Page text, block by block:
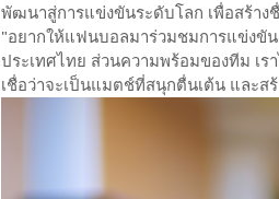
พัฒนาสู่การแข่งขันระดับโลก เพื่อสร้าง
"อยากให้แฟนบอลมาร่วมชมการแข่งขั
ประเทศไทย ส่วนความพร้อมของทีม เ
เชื่อว่าจะเป็นแมตช์ที่สนุกตื่นเต้น และส